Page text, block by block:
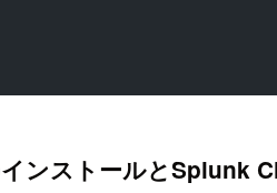
ンストールとSplunk